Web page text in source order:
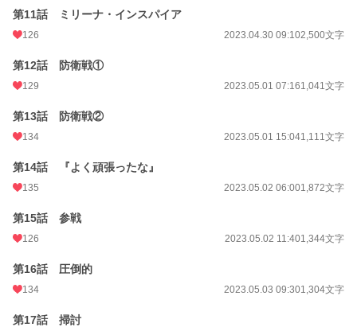
第11話 ミリーナ・インスパイア
126 2023.04.30 09:102,500文字
第12話 防衛戦①
129 2023.05.01 07:161,041文字
第13話 防衛戦②
134 2023.05.01 15:041,111文字
第14話 『よく頑張ったな』
135 2023.05.02 06:001,872文字
第15話 参戦
126 2023.05.02 11:401,344文字
第16話 圧倒的
134 2023.05.03 09:301,304文字
第17話 掃討